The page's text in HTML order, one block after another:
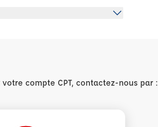
compte CPT, contactez-nous par :